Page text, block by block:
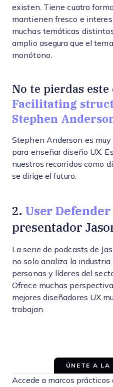
existen. Tiene cuatro
mantienen fresco e
muchas temáticas
amplio asegura que el
monótono.
No te pierdas este
Facilitating
Stephen
Stephen Anderson es
para enseñar diseño UX.
nuestros recorridos como
se dirige el futuro.
2. User
presentador
La serie de podcasts de
no solo analiza la
personas y líderes del
Ofrece muchas
mejores diseñadores UX
trabajan.
ÚNETE A LA
Accede a marcos prácticos